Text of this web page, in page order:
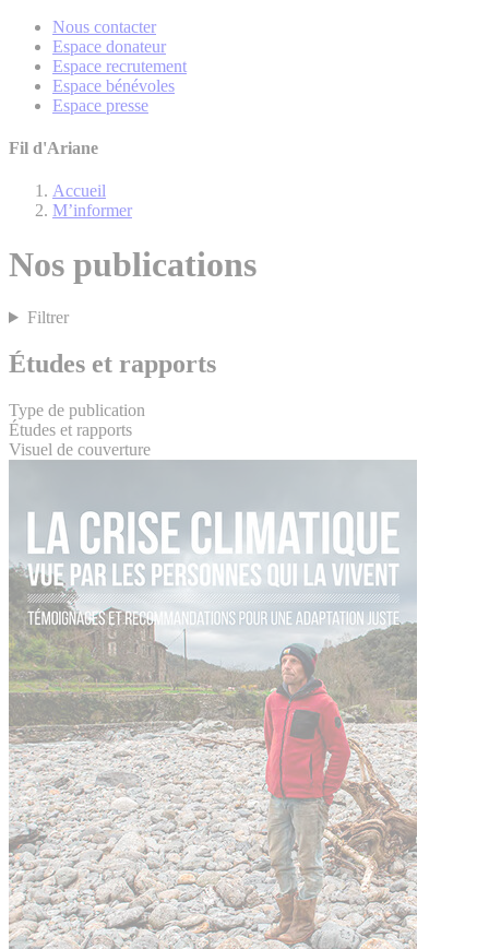
Nous contacter
Espace donateur
Espace recrutement
Espace bénévoles
Espace presse
Fil d'Ariane
Accueil
M’informer
Nos publications
Filtrer
Études et rapports
Type de publication
Études et rapports
Visuel de couverture